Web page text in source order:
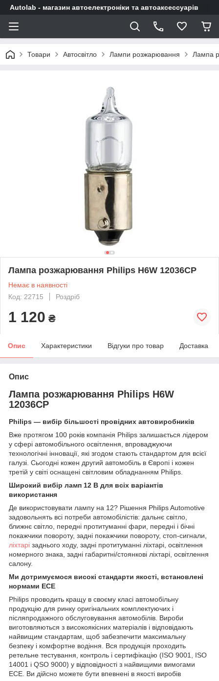
Autolab - магазин автоелектроніки та автоаксессуарів
Товари Автосвітло Лампи розжарювання Лампа
Лампа розжарювання Philips H6W 12036CP
Немає в наявності
Код: 22715
Роздріб
1 120 ₴
Опис Характеристики Відгуки про товар Доставка
Опис
Лампа розжарювання Philips H6W
12036CP
Philips — вибір більшості провідних автовиробників
Вже протягом 100 років компанія Philips залишається лідером
у сфері автомобільного освітлення, впроваджуючи
технологічні інновації, які згодом стають стандартом для всієї
галузі. Сьогодні кожен другий автомобіль в Європі і кожен
третій у світі оснащені світловим обладнанням Philips.
Широкий вибір ламп 12 В для всіх варіантів
використання
Де використовувати лампу на 12? Рішення Philips Automotive
задовольнять всі потреби автомобілістів: дальнє світло,
ближнє світло, передні протитуманні фари, передні і бічні
покажчики повороту, задні покажчики повороту, стоп-сигнали,
ліхтарі заднього ходу, задні протитуманні ліхтарі, освітлення
номерного знака, задні габаритні/стоянкові ліхтарі, освітлення
салону.
Ми дотримуємося високі стандарти якості, встановлені
нормами ECE
Philips проводить кращу в своєму класі автомобільну
продукцію для ринку оригінальних комплектуючих і
післяпродажного обслуговування автомобілів. Вироби
виготовляються з високоякісних матеріалів і відповідають
найвищим стандартам, щоб забезпечити максимальну
безпеку і комфортне водіння. Вся продукція проходить
ретельне тестування, контроль і сертифікацію (ISO 9001, ISO
14001 і QSO 9000) у відповідності з найвищими вимогами
ECE. Ви дійсно можете бути впевнені в якості виробів